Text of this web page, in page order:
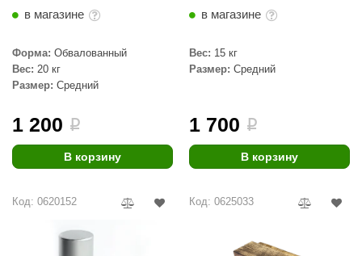
в магазине
Форма: Обвалованный
Вес: 20 кг
Размер: Средний
1 200 i
В корзину
в магазине
Вес: 15 кг
Размер: Средний
1 700 i
В корзину
Код: 0620152 Код: 0625033